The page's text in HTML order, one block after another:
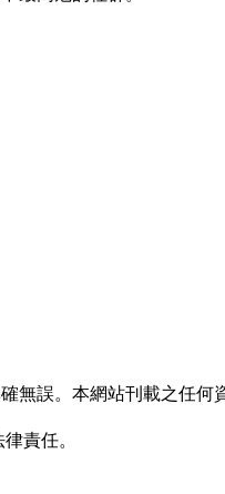
誤。本網站刊載之任何
責任。